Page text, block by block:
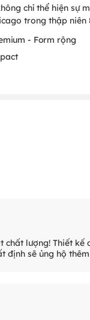
chỉ thể hiện sự
trong thập niên
- Form rộng
chất lượng! Thiết
định sẽ ủng hộ